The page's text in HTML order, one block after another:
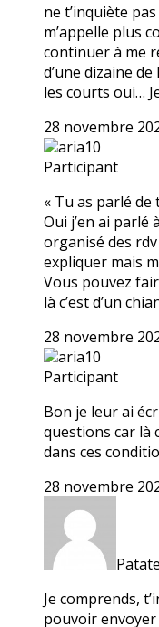
ne t’inquiète
m’appelle plus
continuer à me
d’une dizaine
les courts oui…
28 novembre
aria10
Participant
« Tu as parlé de
Oui j’en ai parlé
organisé des
expliquer mais
Vous pouvez
là c’est d’un
28 novembre
aria10
Participant
Bon je leur ai
questions car là
dans ces
28 novembre
Je comprends,
pouvoir envoyer